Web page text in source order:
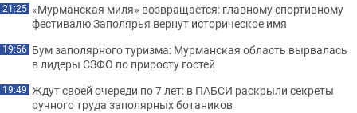
21:25 «Мурманская миля» возвращается: главному спортивному
фестивалю Заполярья вернут историческое имя
19:56 Бум заполярного туризма: Мурманская область вырвалась
в лидеры СЗФО по приросту гостей
19:49 Ждут своей очереди по 7 лет: в ПАБСИ раскрыли секреты
ручного труда заполярных ботаников